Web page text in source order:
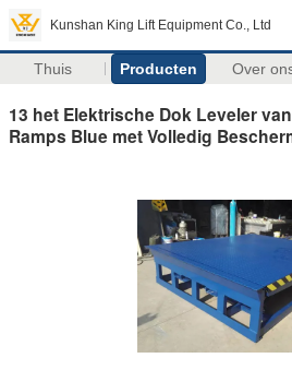
Kunshan King Lift Equipment Co., Ltd
Thuis Producten Over
13 het Elektrische Dok Leveler
Ramps Blue met Volledig